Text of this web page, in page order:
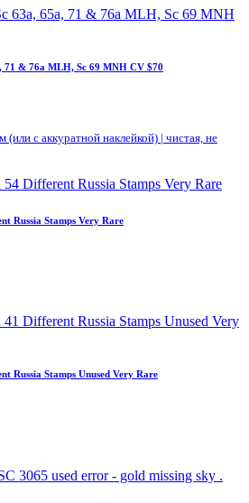
71 & 76a MLH, Sc 69 MNH CV $70
(или с аккуратной наклейкой) | чистая, не
Russia Stamps Very Rare
Russia Stamps Unused Very Rare